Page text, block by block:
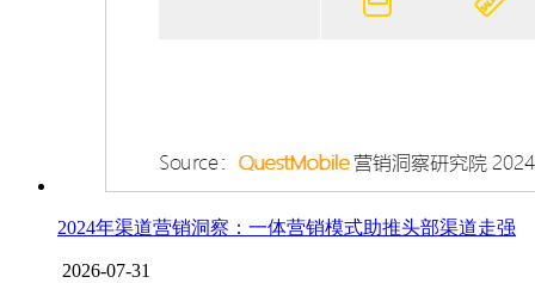
2024年渠道营销洞察：一体营销模式助推头部渠道走强
2026-07-31